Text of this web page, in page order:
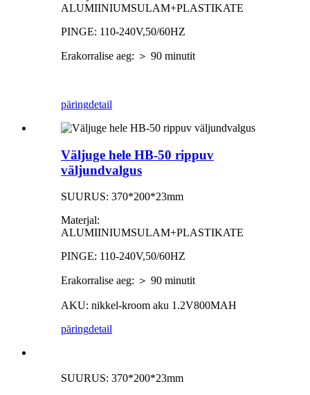
ALUMIINIUMSULAM+PLASTIKATE
PINGE: 110-240V,50/60HZ
Erakorralise aeg: ＞ 90 minutit
päringdetail
Väljuge hele HB-50 rippuv
väljundvalgus
SUURUS: 370*200*23mm
Materjal:
ALUMIINIUMSULAM+PLASTIKATE
PINGE: 110-240V,50/60HZ
Erakorralise aeg: ＞ 90 minutit
AKU: nikkel-kroom aku 1.2V800MAH
päringdetail
SUURUS: 370*200*23mm